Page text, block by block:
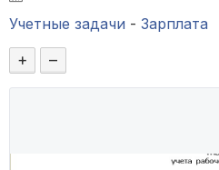
Учетные задачи - Зарплата
+
–